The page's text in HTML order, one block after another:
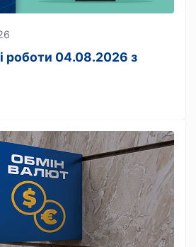
роботи 04.08.2026 з